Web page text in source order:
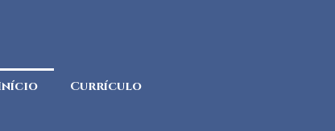
Currículo